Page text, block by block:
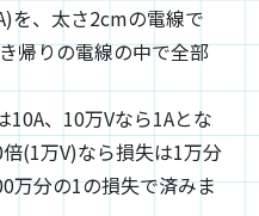
を、太さ2cmの電線で
帰りの電線の中で全部
10A、10万Vなら1Aとな
(1万V)なら損失は1万分
万分の1の損失で済みま